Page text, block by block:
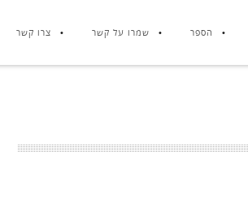
הספר שמרו על קשר צרו קשר